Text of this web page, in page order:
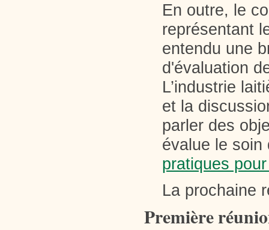
En outre, le
représentant
entendu une
d'évaluation
L’industrie
et la
parler des
évalue le
pratiques
La prochaine
Première